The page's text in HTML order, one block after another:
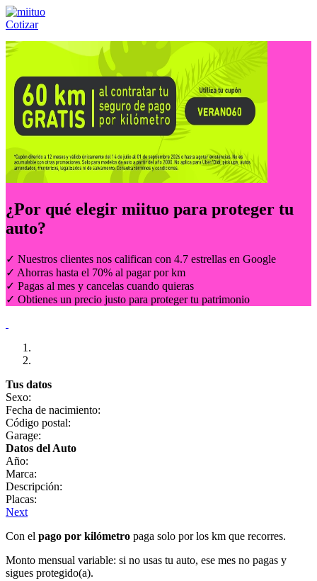
Cotizar
Llámanos al:(55) 84-21-05-00 ó
¿Por qué elegir miituo para proteger tu
auto?
✓ Nuestros clientes nos califican con 4.7 estrellas en Google
✓ Ahorras hasta el 70% al pagar por km
✓ Pagas al mes y cancelas cuando quieras
✓ Obtienes un precio justo para proteger tu patrimonio
Tus datos
Sexo:
Fecha de nacimiento:
Código postal:
Garage:
Datos del Auto
Año:
Marca:
Descripción:
Placas:
Next
Con el pago por kilómetro paga solo por los km que recorres.
Monto mensual variable: si no usas tu auto, ese mes no pagas y
sigues protegido(a).